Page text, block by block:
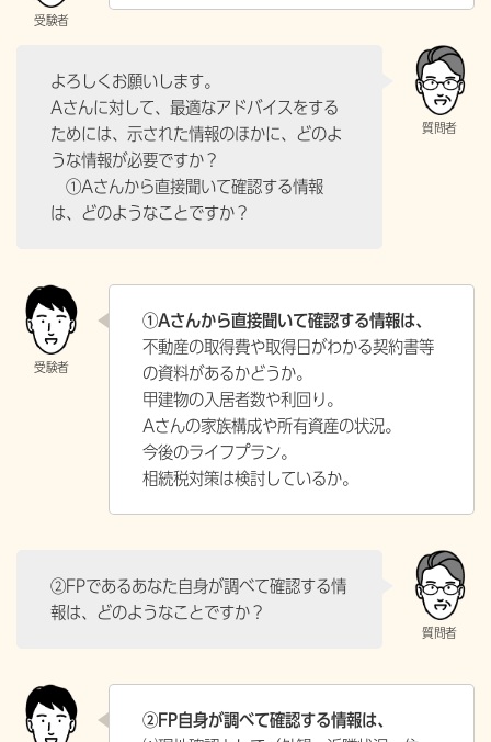
よろしくお願いします。
Aさんに対して、最適なアドバイスをする
ためには、示された情報のほかに、どのよ
うな情報が必要ですか？
①Aさんから直接聞いて確認する情報
は、どのようなことですか？
①Aさんから直接聞いて確認する情報は、
不動産の取得費や取得日がわかる契約書等
の資料があるかどうか。
甲建物の入居者数や利回り。
Aさんの家族構成や所有資産の状況。
今後のライフプラン。
相続税対策は検討しているか。
②FPであるあなた自身が調べて確認する情
報は、どのようなことですか？
②FP自身が調べて確認する情報は、